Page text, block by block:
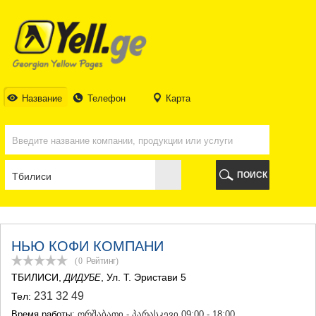
Название Телефон Карта
ТБИЛИСИ
ТБИЛИСИ
АБХАЗИЯ
ГАЛИ
БАТУМИ
КОБУЛЕТИ
ШУАХЕВИ
ЧАКВИ
ОЗУРГЕТИ
ЧОХАТАУРИ
УРЕКИ
ИМЕРЕТИЯ
БАГДАТИ
ВАНИ
ЗЕСТАФОНИ
ПОИСК
НЬЮ КОФИ КОМПАНИ
(0 Рейтинг)
ТБИЛИСИ ДИДУБЕ , Ул. Т. Эристави 5
Тел: 231 32 49